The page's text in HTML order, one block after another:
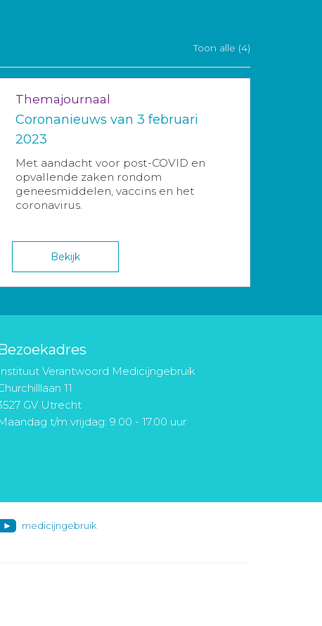
Toon alle (4)
Themajournaal
Coronanieuws van 3 februari
2023
Met aandacht voor post-COVID en
opvallende zaken rondom
geneesmiddelen, vaccins en het
coronavirus.
Bekijk
Verantwoord Medicijngebruik
11
GV Utrecht
t/m vrijdag: 9.00 - 17.00 uur
medicijngebruik